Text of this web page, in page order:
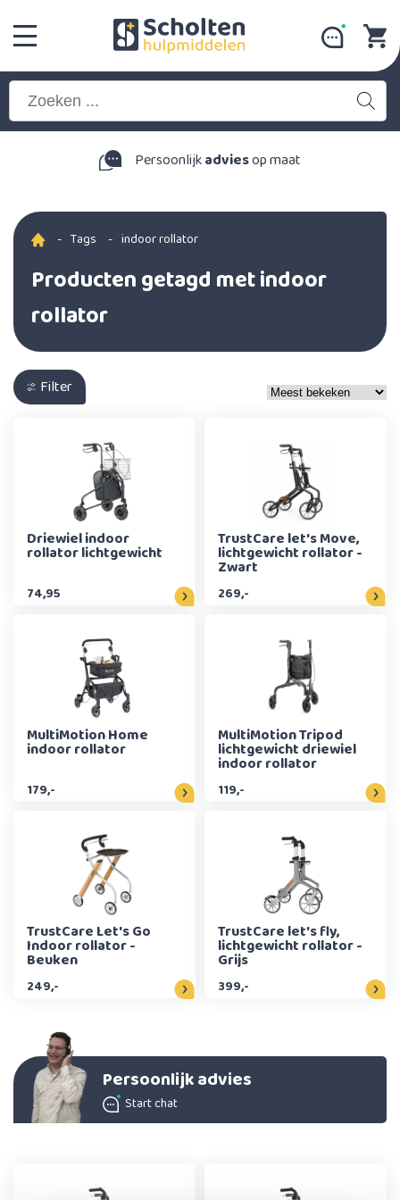
Persoonlijkadviesop maat
- Tags - indoor rollator
Producten getagd met indoor
rollator
Filter
Driewiel indoor
rollator lichtgewicht
74,95
TrustCare let's Move,
lichtgewicht rollator -
Zwart
269,-
MultiMotion Home
indoor rollator
179,-
MultiMotion Tripod
lichtgewicht driewiel
indoor rollator
119,-
TrustCare Let's Go
Indoor rollator -
Beuken
249,-
TrustCare let's fly,
lichtgewicht rollator -
Grijs
399,-
Persoonlijk advies
Start chat